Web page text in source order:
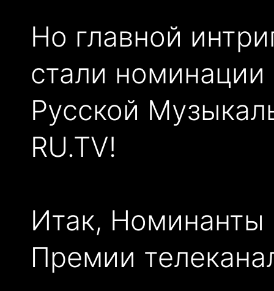
Но главной
стали
Русской
RU.TV!
Итак, Номинанты
Премии